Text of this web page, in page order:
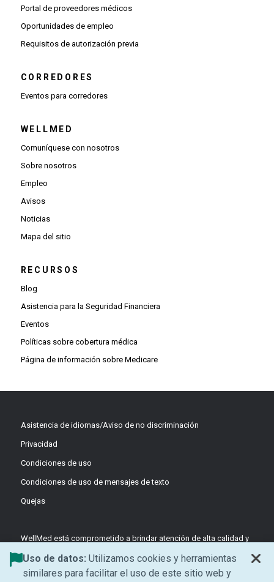
Portal de proveedores médicos(Se abre una ventana nueva)
Oportunidades de empleo(Se abre una ventana nueva)
Requisitos de autorización previa(Se abre una ventana nueva)
CORREDORES
Eventos para corredores
WELLMED
Comuníquese con nosotros
Sobre nosotros
Empleo
Avisos
Noticias
Mapa del sitio
RECURSOS
Blog
Asistencia para la Seguridad Financiera
Eventos
Políticas sobre cobertura médica
Página de información sobre Medicare
Asistencia de idiomas/Aviso de no discriminación
Privacidad
Condiciones de uso
Condiciones de uso de mensajes de texto
Quejas
WellMed está comprometido a brindar atención de alta calidad y
basada en el valor a través de equipos coordinados y liderados
por médicos, enfocados en la prevención y el apoyo centrado en
el paciente.
Uso de datos: Utilizamos cookies y herramientas
similares para facilitar el uso de este sitio web y